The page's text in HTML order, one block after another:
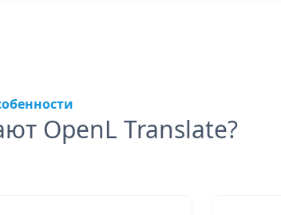
OpenL Translate?